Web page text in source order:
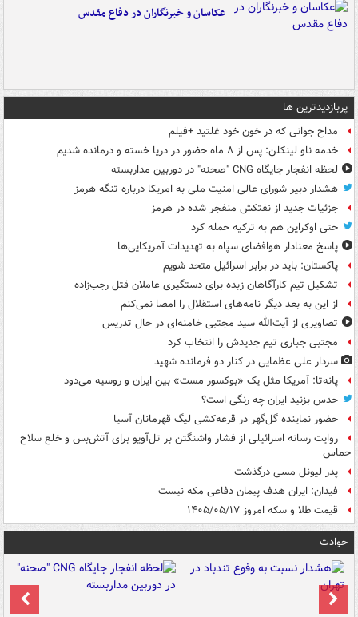
عکاسان و خبرنگاران در دفاع مقدس
پربازدیدترین ها
مداح جوانی که در خون خود غلتید +فیلم
خدمه ناو لینکلن: پس از ۸ ماه حضور در دریا خسته و درمانده‌ شدیم
لحظه انفجار جایگاه CNG "صحنه" در دوربین مداربسته
هشدار دبیر شورای عالی امنیت ملی به امریکا درباره تنگه هرمز
جزئیات جدید از نفتکش منفجر شده در هرمز
حتی اوکراین هم به ترکیه حمله کرد
پاسخ معنادار هوافضای سپاه به تهدیدات آمریکایی‌ها
پاکستان: باید در برابر اسرائیل متحد شویم
تشکیل تیم کارآگاهان زبده برای دستگیری عاملان قتل رجب‌زاده
از این به بعد دیگر نامه‌های استقلال را امضا نمی‌کنم
تصاویری از آیت‌الله سید مجتبی خامنه‌ای در حال تدریس
مجتبی جباری تیم جدیدش را انتخاب کرد
سردار علی عظمایی در کنار دو فرمانده شهید
پانه‌تا: آمریکا مثل یک «بوکسور مست» بین ایران و روسیه می‌دود
حدس بزنید ایران چه رنگی است؟
حضور نماینده گل‌گهر در قرعه‌کشی لیگ قهرمانان آسیا
روایت رسانه اسرائیلی از فشار واشنگتن بر تل‌آویو برای آتش‌بس و خلع سلاح
حماس
پدر لیونل مسی درگذشت
فیدان: ایران هدف پیمان دفاعی مکه نیست
قیمت طلا و سکه امروز ۱۴۰۵/۰۵/۱۷
حوادث